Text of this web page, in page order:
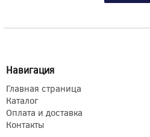
Навигация
Главная страница
Каталог
Оплата и доставка
Контакты